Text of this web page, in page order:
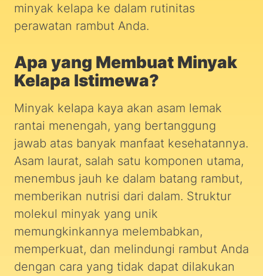
minyak kelapa ke dalam rutinitas
perawatan rambut Anda.
Apa yang Membuat Minyak
Kelapa Istimewa?
Minyak kelapa kaya akan asam lemak
rantai menengah, yang bertanggung
jawab atas banyak manfaat kesehatannya.
Asam laurat, salah satu komponen utama,
menembus jauh ke dalam batang rambut,
memberikan nutrisi dari dalam. Struktur
molekul minyak yang unik
memungkinkannya melembabkan,
memperkuat, dan melindungi rambut Anda
dengan cara yang tidak dapat dilakukan